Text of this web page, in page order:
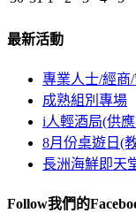
最新活動
專業人士/經商
成熟組別專場
i人輕酒局(供
8月份桌遊日(
長洲海鮮即天
Follow我們的